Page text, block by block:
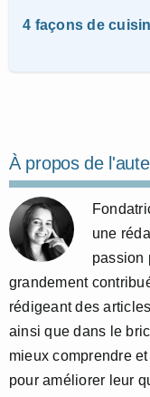
4 façons de
À propos de
une
passion
grandement
rédigeant des
ainsi que dans le
mieux comprendre
pour améliorer leur